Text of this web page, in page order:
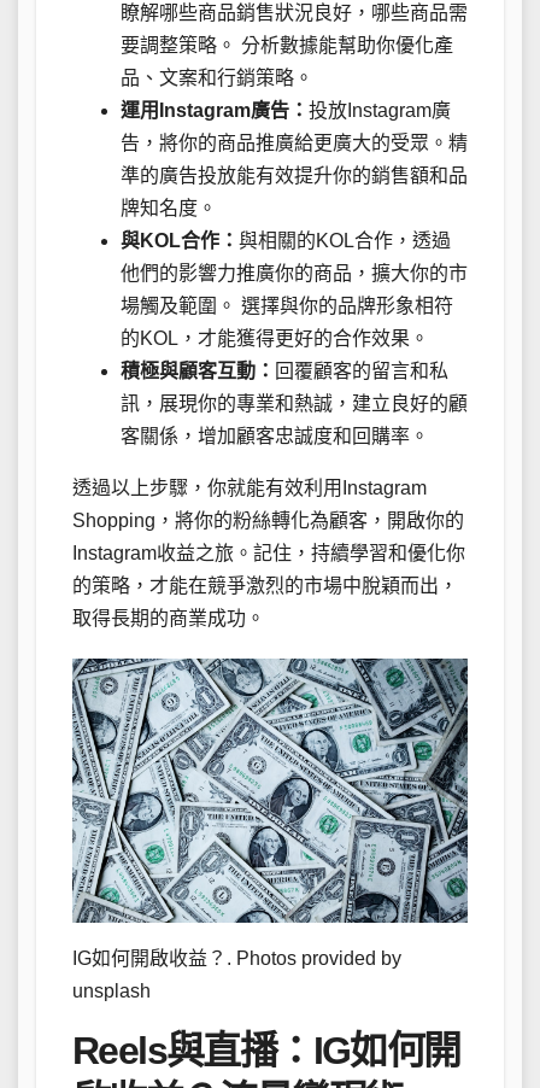
瞭解哪些商品銷售狀況良好，哪些商品需
要調整策略。 分析數據能幫助你優化產
品、文案和行銷策略。
運用Instagram廣告： 投放Instagram廣
告，將你的商品推廣給更廣大的受眾。精
準的廣告投放能有效提升你的銷售額和品
牌知名度。
與KOL合作： 與相關的KOL合作，透過
他們的影響力推廣你的商品，擴大你的市
場觸及範圍。 選擇與你的品牌形象相符
的KOL，才能獲得更好的合作效果。
積極與顧客互動： 回覆顧客的留言和私
訊，展現你的專業和熱誠，建立良好的顧
客關係，增加顧客忠誠度和回購率。
透過以上步驟，你就能有效利用Instagram
Shopping，將你的粉絲轉化為顧客，開啟你的
Instagram收益之旅。記住，持續學習和優化你
的策略，才能在競爭激烈的市場中脫穎而出，
取得長期的商業成功。
IG如何開啟收益？. Photos provided by
unsplash
Reels與直播：IG如何開